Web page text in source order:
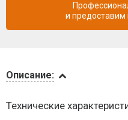
Описание:
Технические
и предоставим